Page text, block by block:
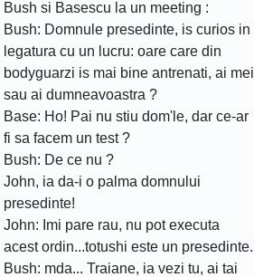
Bush si Basescu la un meeting :
Bush: Domnule presedinte, is curios in
legatura cu un lucru: oare care din
bodyguarzi is mai bine antrenati, ai mei
sau ai dumneavoastra ?
Base: Ho! Pai nu stiu dom'le, dar ce-ar
fi sa facem un test ?
Bush: De ce nu ?
John, ia da-i o palma domnului
presedinte!
John: Imi pare rau, nu pot executa
acest ordin...totushi este un presedinte.
Bush: mda... Traiane, ia vezi tu, ai tai